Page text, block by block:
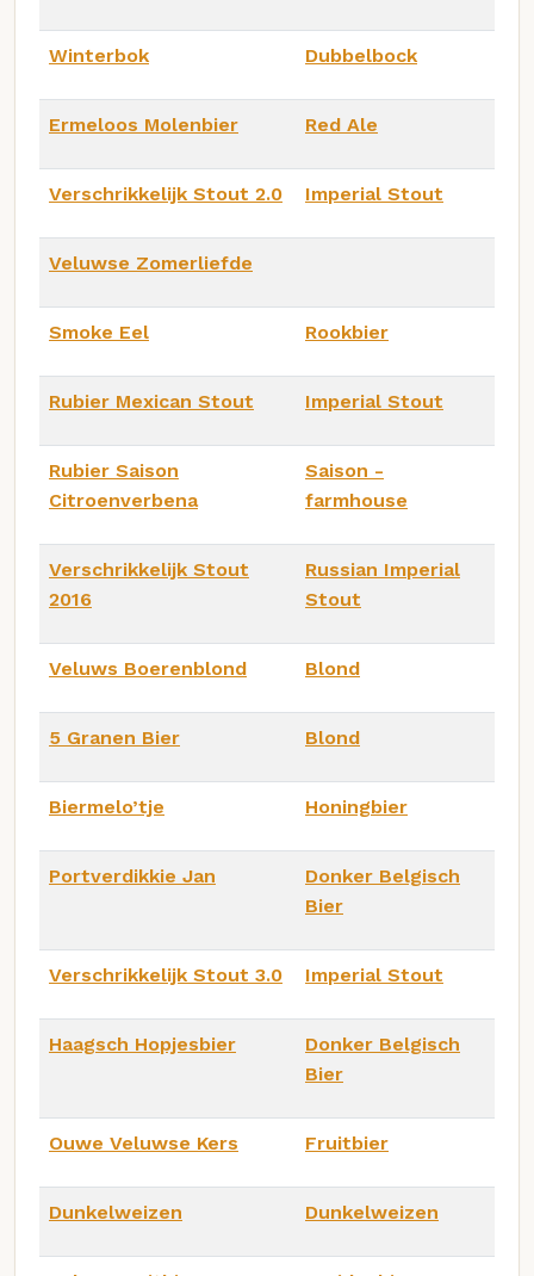
Winterbok Dubbelbock
Ermeloos Molenbier Red Ale
Verschrikkelijk Stout 2.0 Imperial Stout
Veluwse Zomerliefde
Smoke Eel Rookbier
Rubier Mexican Stout Imperial Stout
Rubier Saison
Citroenverbena
Saison -
farmhouse
Verschrikkelijk Stout
2016
Russian Imperial
Stout
Veluws Boerenblond Blond
5 Granen Bier Blond
Biermelo’tje Honingbier
Portverdikkie Jan
Donker Belgisch
Bier
Verschrikkelijk Stout 3.0 Imperial Stout
Haagsch Hopjesbier
Donker Belgisch
Bier
Ouwe Veluwse Kers Fruitbier
Dunkelweizen Dunkelweizen